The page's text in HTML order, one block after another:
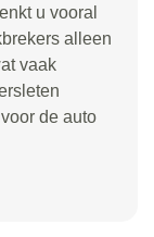
u vooral
alleen
vaak
de auto